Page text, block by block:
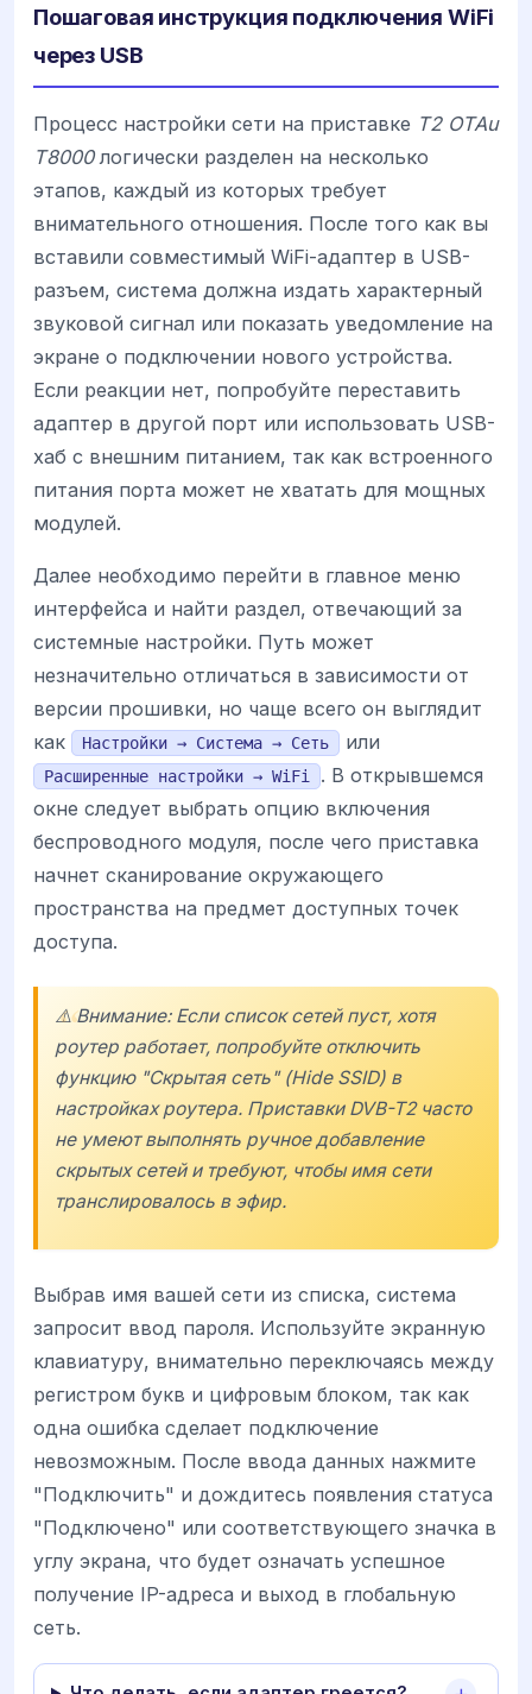
Пошаговая инструкция подключения WiFi
через USB
Процесс настройки сети на приставке T2 OTAu
T8000логически разделен на несколько
этапов, каждый из которых требует
внимательного отношения. После того как вы
вставили совместимый WiFi-адаптер в USB-
разъем, система должна издать характерный
звуковой сигнал или показать уведомление на
экране о подключении нового устройства.
Если реакции нет, попробуйте переставить
адаптер в другой порт или использовать USB-
хаб с внешним питанием, так как встроенного
питания порта может не хватать для мощных
модулей.
Далее необходимо перейти в главное меню
интерфейса и найти раздел, отвечающий за
системные настройки. Путь может
незначительно отличаться в зависимости от
версии прошивки, но чаще всего он выглядит
как
Настройки → Система → Сеть или
Расширенные настройки → WiFi
. В открывшемся
окне следует выбрать опцию включения
беспроводного модуля, после чего приставка
начнет сканирование окружающего
пространства на предмет доступных точек
доступа.
⚠️ Внимание: Если список сетей пуст, хотя
роутер работает, попробуйте отключить
функцию "Скрытая сеть" (Hide SSID) в
настройках роутера. Приставки DVB-T2 часто
не умеют выполнять ручное добавление
скрытых сетей и требуют, чтобы имя сети
транслировалось в эфир.
Выбрав имя вашей сети из списка, система
запросит ввод пароля. Используйте экранную
клавиатуру, внимательно переключаясь между
регистром букв и цифровым блоком, так как
одна ошибка сделает подключение
невозможным. После ввода данных нажмите
"Подключить" и дождитесь появления статуса
"Подключено" или соответствующего значка в
углу экрана, что будет означать успешное
получение IP-адреса и выход в глобальную
сеть.